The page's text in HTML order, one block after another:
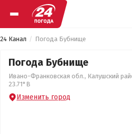
24 Канал Погода Бубнище
Погода Бубнище
Ивано-Франковская обл., Калушский
23.71°В
Изменить город